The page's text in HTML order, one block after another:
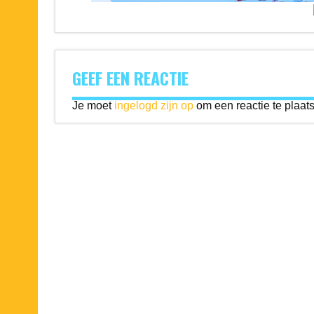
GEEF EEN REACTIE
Je moet ingelogd zijn opom een reactie te